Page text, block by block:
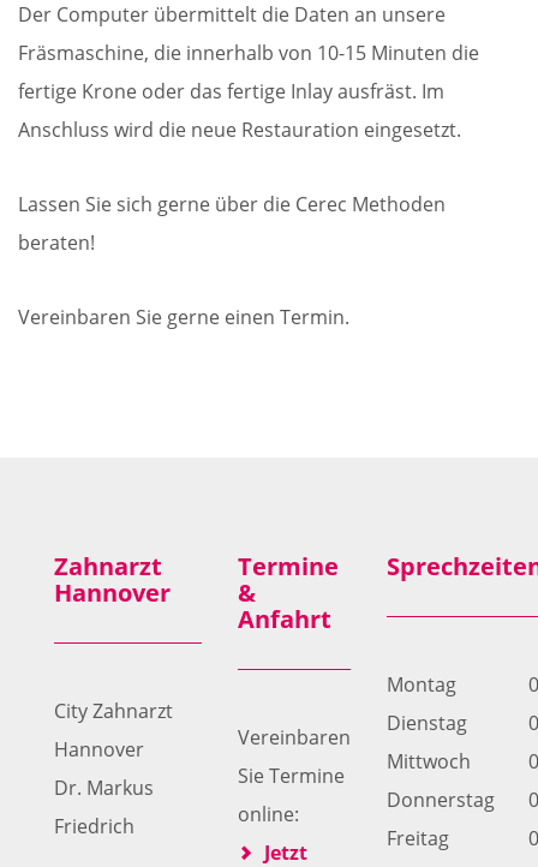
Der Computer übermittelt die Daten an unsere
Fräsmaschine, die innerhalb von 10-15 Minuten die
fertige Krone oder das fertige Inlay ausfräst. Im
Anschluss wird die neue Restauration eingesetzt.
Lassen Sie sich gerne über die Cerec Methoden
beraten!
Vereinbaren Sie gerne einen Termin.
Zahnarzt
Hannover
City Zahnarzt
Hannover
Dr. Markus
Friedrich
Termine
&
Anfahrt
Vereinbaren
Sie Termine
online:
Jetzt
Montag
Dienstag
Mittwoch
Donnerstag
Freitag